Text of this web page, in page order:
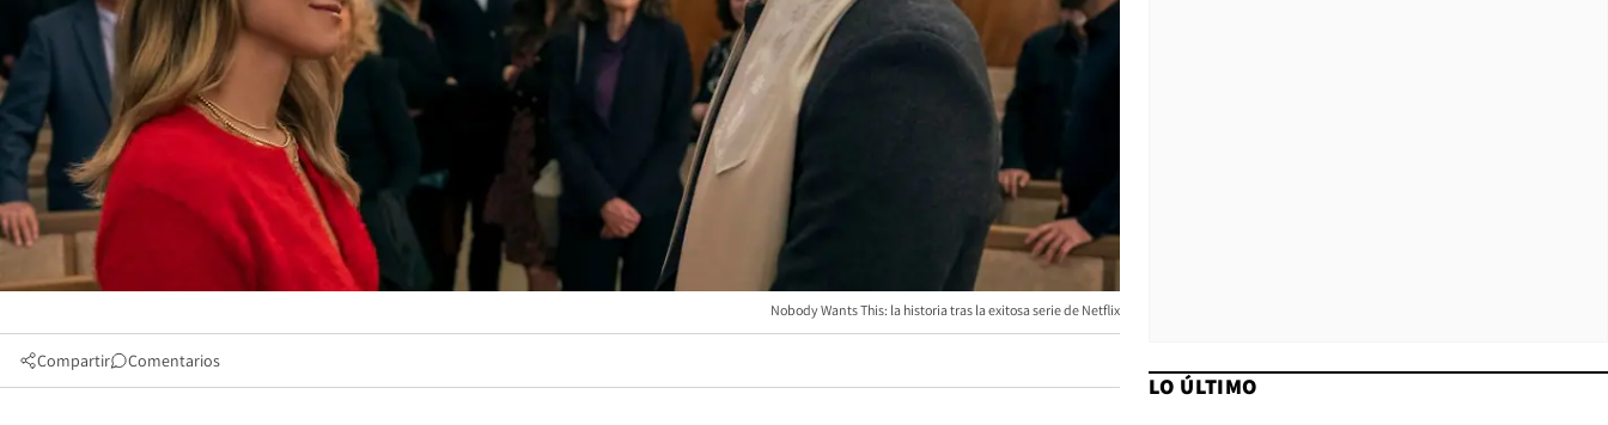
Nobody Wants This: la historia tras la exitosa serie de Netflix
Compartir Comentarios
LO ÚLTIMO